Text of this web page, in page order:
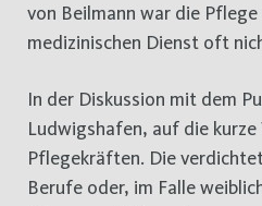
von Beilmann war die
medizinischen Dienst oft
In der Diskussion mit dem
Ludwigshafen, auf die
Pflegekräften. Die
Berufe oder, im Falle